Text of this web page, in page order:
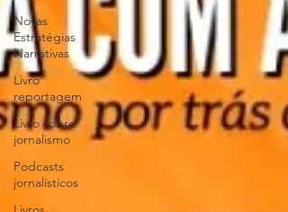
Novas
Estratégias
Narrativas
Livro
reportagem
Livro sobre
jornalismo
Podcasts
jornalísticos